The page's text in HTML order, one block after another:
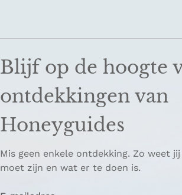
Blijf op de hoogte
ontdekkingen van
Honeyguides
Mis geen enkele ontdekking. Zo weet
moet zijn en wat er te doen is.